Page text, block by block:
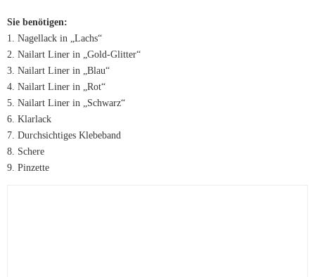
Sie benötigen:
1. Nagellack in „Lachs“
2. Nailart Liner in „Gold-Glitter“
3. Nailart Liner in „Blau“
4. Nailart Liner in „Rot“
5. Nailart Liner in „Schwarz“
6. Klarlack
7. Durchsichtiges Klebeband
8. Schere
9. Pinzette